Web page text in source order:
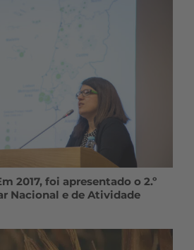
2017, foi apresentado o 2.º
Nacional e de Atividade